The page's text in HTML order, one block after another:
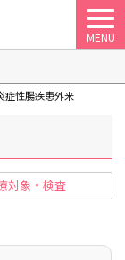
MENU
症性腸疾患外来
対象・検査